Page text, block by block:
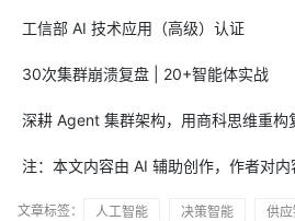
工信部 AI 技术应用（高级）认证
30次集群崩溃复盘 | 20+智能体实战
深耕 Agent 集群架构，用商科思维重构
注：本文内容由 AI 辅助创作，作者对
文章标签： 人工智能 决策智能 供